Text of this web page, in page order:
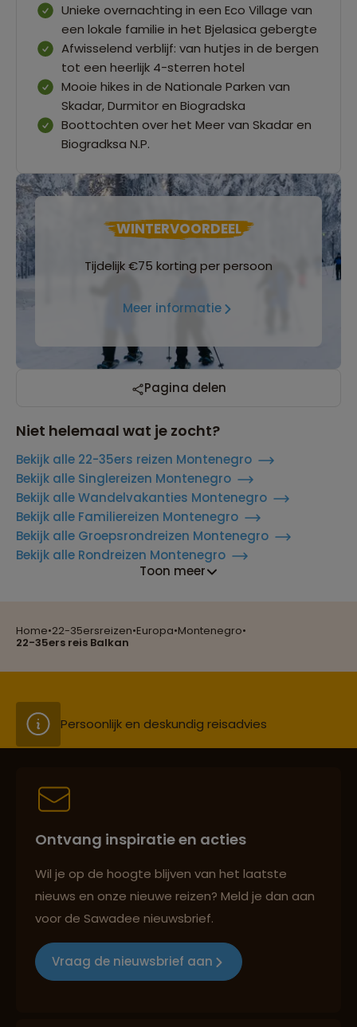
Home•22-35ersreizen•Europa•Montenegro•
22-35ers reis Balkan
Unieke overnachting in een Eco Village van
een lokale familie in het Bjelasica gebergte
Afwisselend verblijf: van hutjes in de bergen
tot een heerlijk 4-sterren hotel
Mooie hikes in de Nationale Parken van
Skadar, Durmitor en Biogradska
Boottochten over het Meer van Skadar en
Biogradksa N.P.
WINTERVOORDEEL
Tijdelijk €75 korting per persoon
Meer informatie
Pagina delen
Niet helemaal wat je zocht?
Bekijk alle 22-35ers reizen Montenegro
Bekijk alle Singlereizen Montenegro
Bekijk alle Wandelvakanties Montenegro
Bekijk alle Familiereizen Montenegro
Bekijk alle Groepsrondreizen Montenegro
Bekijk alle Rondreizen Montenegro
Toon meer
Reizen met oog voor mens, cultuur en milieu
Groepsreizen mét indivuele vrijheid
Best beoordeelde reisroutes
Groepsreizen mét indivuele vrijheid
Ontvang inspiratie en acties
Wil je op de hoogte blijven van het laatste
nieuws en onze nieuwe reizen? Meld je dan aan
voor de Sawadee nieuwsbrief.
Vraag de nieuwsbrief aan